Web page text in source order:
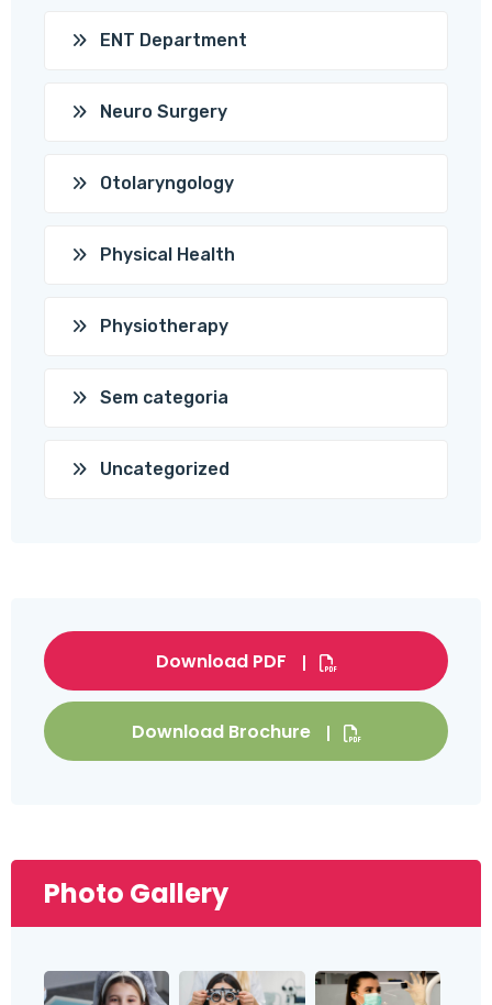
ENT Department
Neuro Surgery
Otolaryngology
Physical Health
Physiotherapy
Sem categoria
Uncategorized
Download PDF
Download Brochure
Photo Gallery